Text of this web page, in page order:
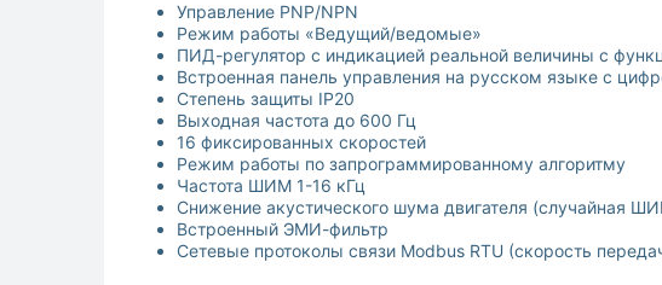
Управление PNP/NPN
Режим работы «Ведущий/ведомые»
ПИД-регулятор с индикацией реальной величины с
Встроенная панель управления на русском языке с
Степень защиты IP20
Выходная частота до 600 Гц
16 фиксированных скоростей
Режим работы по запрограммированному алгоритму
Частота ШИМ 1-16 кГц
Снижение акустического шума двигателя (случайная
Встроенный ЭМИ-фильтр
Сетевые протоколы связи Modbus RTU (скорость